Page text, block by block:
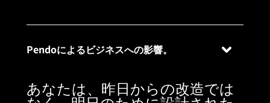
Pendoによるビジネスへの影響。
あなたは、昨日からの改造では